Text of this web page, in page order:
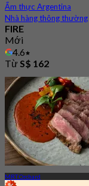
Ẩm thực Argentina
Nhà hàng thông thường
FIRE
Mới
4.6
Từ S$ 162
MRT Orchard